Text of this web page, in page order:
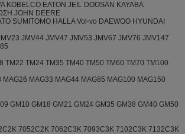
KOBELCO EATON JEIL DOOSAN KAYABA
JOHN DEERE
SUMITOMO HALLA Vol-vo DAEWOO HYUNDAI
JMV44 JMV47 JMV53 JMV67 JMV76 JMV147
TM22 TM24 TM35 TM40 TM50 TM60 TM70 TM100
MAG26 MAG33 MAG44 MAG85 MAG100 MAG150
GM10 GM18 GM21 GM24 GM35 GM38 GM40 GM50
7052C2K 7062C3K 7093C3K 7102C3K 7132C3K